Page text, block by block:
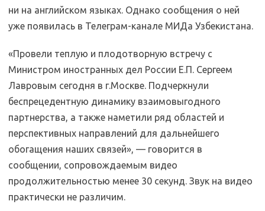
ни на английском языках. Однако сообщения о ней
уже появилась в Телеграм-канале МИДа Узбекистана.
«Провели теплую и плодотворную встречу с
Министром иностранных дел России Е.П. Сергеем
Лавровым сегодня в г.Москве. Подчеркнули
беспрецедентную динамику взаимовыгодного
партнерства, а также наметили ряд областей и
перспективных направлений для дальнейшего
обогащения наших связей», — говорится в
сообщении, сопровождаемым видео
продолжительностью менее 30 секунд. Звук на видео
практически не различим.